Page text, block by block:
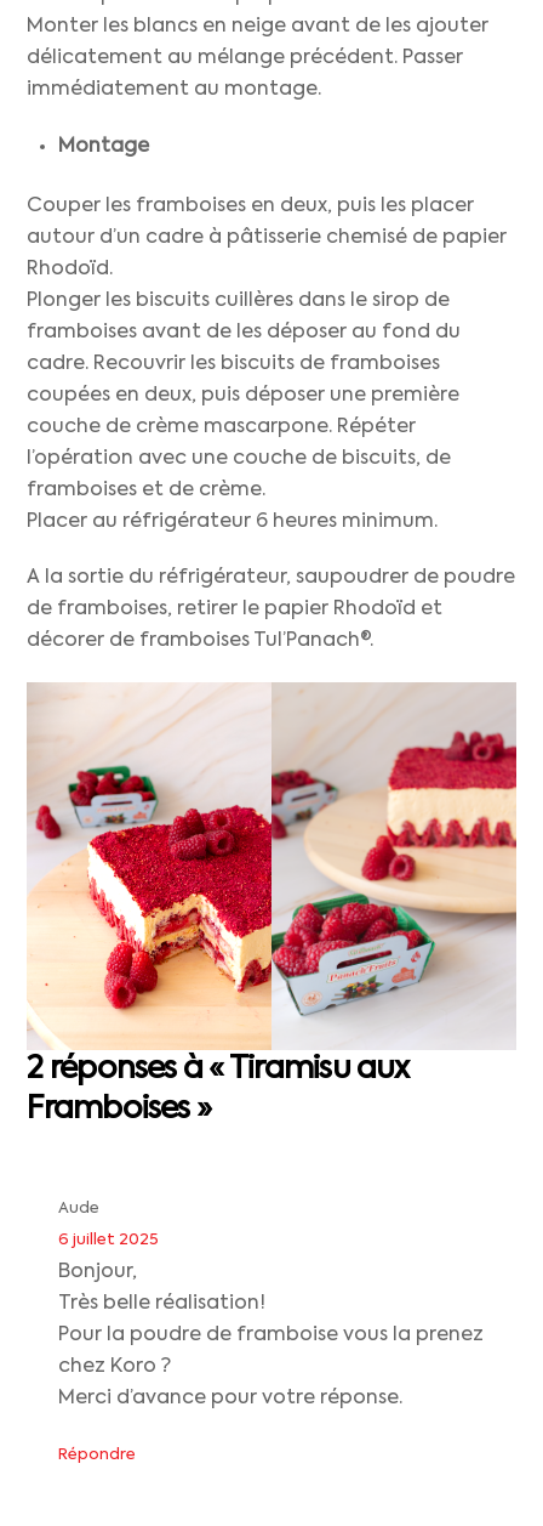
Monter les blancs en neige avant de les ajouter
délicatement au mélange précédent. Passer
immédiatement au montage.
Montage
Couper les framboises en deux, puis les placer
autour d’un cadre à pâtisserie chemisé de papier
Rhodoïd.
Plonger les biscuits cuillères dans le sirop de
framboises avant de les déposer au fond du
cadre. Recouvrir les biscuits de framboises
coupées en deux, puis déposer une première
couche de crème mascarpone. Répéter
l’opération avec une couche de biscuits, de
framboises et de crème.
Placer au réfrigérateur 6 heures minimum.
A la sortie du réfrigérateur, saupoudrer de poudre
de framboises, retirer le papier Rhodoïd et
décorer de framboises Tul’Panach®.
2 réponses à « Tiramisu aux
Framboises »
Aude
6 juillet 2025
Bonjour,
Très belle réalisation!
Pour la poudre de framboise vous la prenez
chez Koro ?
Merci d’avance pour votre réponse.
Répondre